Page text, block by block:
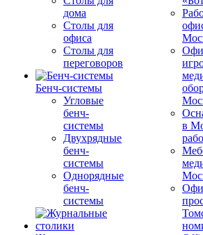
дома
Столы для
офиса
Столы для
переговоров
Бенч-системы
Угловые
бенч-
системы
Двухрядные
бенч-
системы
Однорядные
бенч-
системы
в